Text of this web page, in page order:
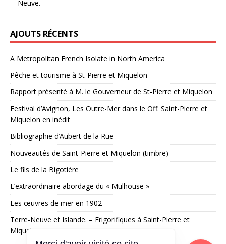
Neuve.
AJOUTS RÉCENTS
A Metropolitan French Isolate in North America
Pêche et tourisme à St-Pierre et Miquelon
Rapport présenté à M. le Gouverneur de St-Pierre et Miquelon
Festival d’Avignon, Les Outre-Mer dans le Off: Saint-Pierre et
Miquelon en inédit
Bibliographie d’Aubert de la Rüe
Nouveautés de Saint-Pierre et Miquelon (timbre)
Le fils de la Bigotière
L’extraordinaire abordage du « Mulhouse »
Les œuvres de mer en 1902
Terre-Neuve et Islande. – Frigorifiques à Saint-Pierre et
Miquelon